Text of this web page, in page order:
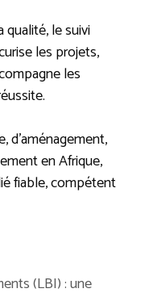
qualité, le suivi
les projets,
les
d’aménagement,
en Afrique,
fiable, compétent
(LBI) : une